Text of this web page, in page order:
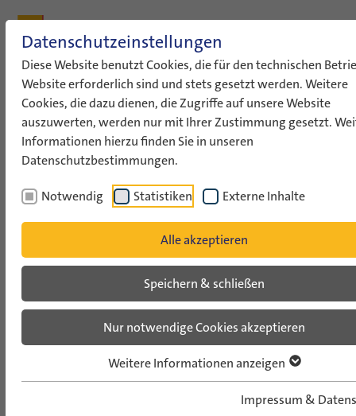
Datenschutzeinstellungen
Diese Website benutzt Cookies, die für den technischen
Website erforderlich sind und stets gesetzt werden. Weitere
Cookies, die dazu dienen, die Zugriffe auf unsere Website
auszuwerten, werden nur mit Ihrer Zustimmung gesetzt.
Informationen hierzu finden Sie in unseren
Datenschutzbestimmungen.
Notwendig Statistiken Externe Inhalte
Alle akzeptieren
Speichern & schließen
Nur notwendige Cookies akzeptieren
Weitere Informationen anzeigen
Impressum &
ConAct Austausch planen
Israel individuell
Freiwilligendienst
Kom-Mit-Nadev
Kom-Mit-Nadev (2010-2015)
Deutsch-Israelisches
Freiwilligenprogramm für junge
Israelis in Deutschland
Fünf Jahre lang von 2010-2015
war das ProgrammKom-Mit-
– Komm mit, steh auf
FreiwilligerRahmen und